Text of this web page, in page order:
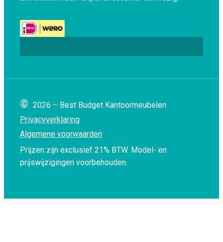
© 2026 – Best Budget Kantoormeubelen
Privacyverklaring
Algemene voorwaarden
Prijzen zijn exclusief 21% BTW. Model- en
prijswijzigingen voorbehouden.